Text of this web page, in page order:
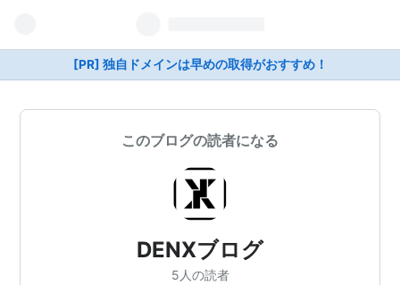
[PR] 独自ドメインは早めの取得がおすすめ！
このブログの読者になる
DENXブログ
5人の読者